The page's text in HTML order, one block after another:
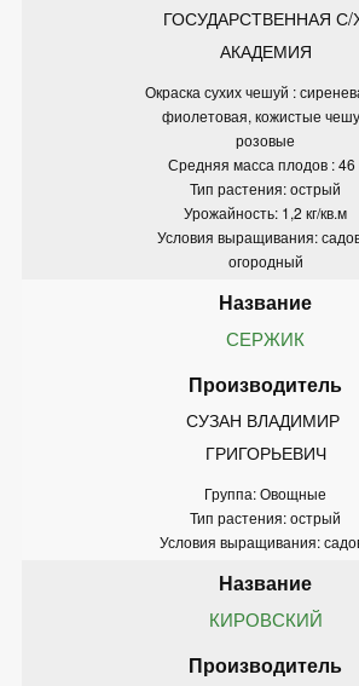
ГОСУДАРСТВЕННАЯ С/
АКАДЕМИЯ
Окраска сухих чешуй :
фиолетовая, кожистые
розовые
Средняя масса плодов : 46
Тип растения: острый
Урожайность: 1,2 кг/кв.м
Условия выращивания:
огородный
СЕРЖИК
СУЗАН ВЛАДИМИР
ГРИГОРЬЕВИЧ
Группа: Овощные
Тип растения: острый
Условия выращивания:
КИРОВСКИЙ